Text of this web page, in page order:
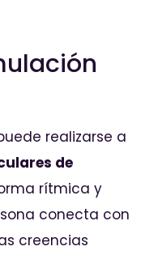
realizarse a
de
rítmica y
conecta con
creencias